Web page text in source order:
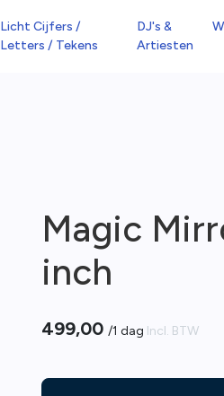
Licht Cijfers /
Letters / Tekens
DJ's &
Artiesten
Magic
inch
499,00 /1 dag Incl. BTW